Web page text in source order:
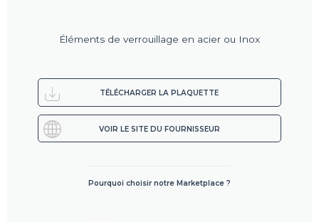
Éléments de verrouillage en acier ou Inox
TÉLÉCHARGER LA PLAQUETTE
VOIR LE SITE DU FOURNISSEUR
Pourquoi choisir notre Marketplace ?